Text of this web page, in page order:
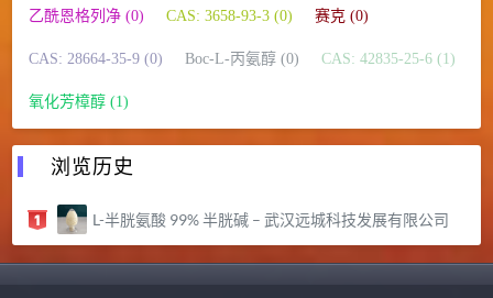
乙酰恩格列净 (0) CAS: 3658-93-3 (0) 赛克 (0)
CAS: 28664-35-9 (0) Boc-L-丙氨醇 (0) CAS: 42835-25-6 (1)
氧化芳樟醇 (1)
浏览历史
L-半胱氨酸 99% 半胱碱 – 武汉远城科技发展有限公司